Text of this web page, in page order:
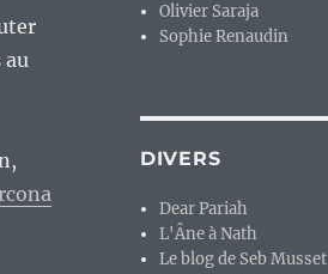
au
Olivier Saraja
Sophie Renaudin
DIVERS
Dear Pariah
L'Âne à Nath
Le blog de Seb Musset